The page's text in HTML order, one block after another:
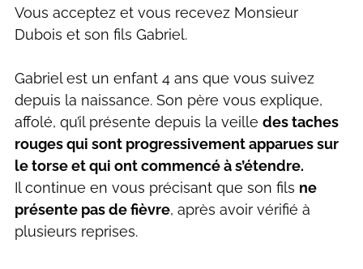
Vous acceptez et vous recevez Monsieur
Dubois et son fils Gabriel.
Gabriel est un enfant 4 ans que vous suivez
depuis la naissance. Son père vous explique,
affolé, qu’il présente depuis la veille des taches
rouges qui sont progressivement apparues sur
le torse et qui ont commencé à s’étendre.
Il continue en vous précisant que son fils ne
présente pas de fièvre, après avoir vérifié à
plusieurs reprises.